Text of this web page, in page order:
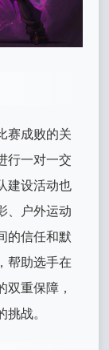
赛成败的关
行一对一交
建设活动也
、户外运动
的信任和默
帮助选手在
双重保障，
战。